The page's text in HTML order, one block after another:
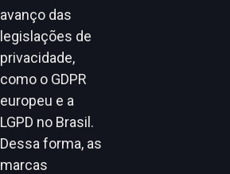
avanço das
legislações de
privacidade,
como o GDPR
europeu e a
LGPD no Brasil.
Dessa forma, as
marcas